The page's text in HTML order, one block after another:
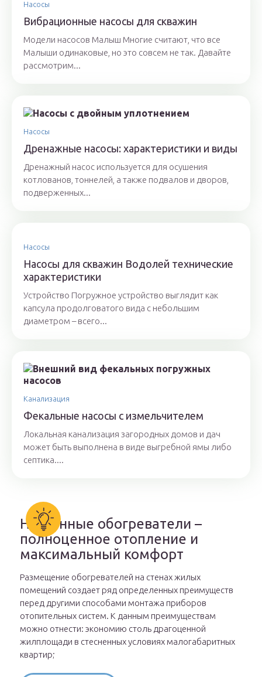
Насосы
Вибрационные насосы для скважин
Модели насосов Малыш Многие считают, что все
Малыши одинаковые, но это совсем не так. Давайте
рассмотрим...
Насосы
Дренажные насосы: характеристики и виды
Дренажный насос используется для осушения
котлованов, тоннелей, а также подвалов и дворов,
подверженных...
Насосы
Насосы для скважин Водолей технические
характеристики
Устройство Погружное устройство выглядит как
капсула продолговатого вида с небольшим
диаметром – всего...
Канализация
Фекальные насосы с измельчителем
Локальная канализация загородных домов и дач
может быть выполнена в виде выгребной ямы либо
септика....
Настенные обогреватели –
полноценное отопление и
максимальный комфорт
Размещение обогревателей на стенах жилых
помещений создает ряд определенных преимуществ
перед другими способами монтажа приборов
отопительных систем. К данным преимуществам
можно отнести: экономию столь драгоценной
жилплощади в стесненных условиях малогабаритных
квартир;